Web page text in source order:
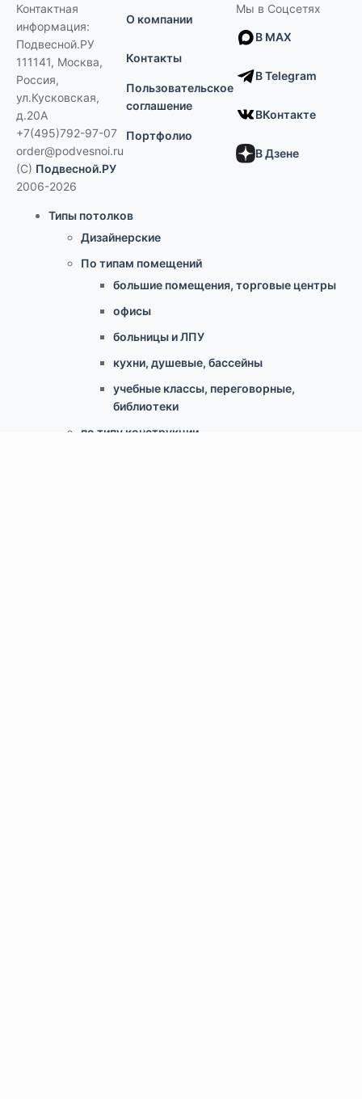
Контактная
информация:
Подвесной.РУ
111141, Москва,
Россия,
ул.Кусковская,
д.20А
+7(495)792-97-07
order@podvesnoi.ru
(C) Подвесной.РУ
2006-2026
О компании
Контакты
Пользовательское
соглашение
Портфолио
Мы в Соцсетях
В MAX
В Telegram
ВКонтакте
В Дзене
Типы потолков
Дизайнерские
По типам помещений
большие помещения, торговые центры
офисы
больницы и ЛПУ
кухни, душевые, бассейны
учебные классы, переговорные,
библиотеки
по типу конструкции